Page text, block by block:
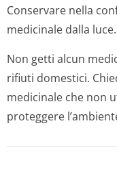
Conservare nella
medicinale dalla luce.
Non getti alcun
rifiuti domestici.
medicinale che non
proteggere